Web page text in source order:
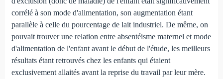
corrélé à son mode d'alimentation, son augmentation étant
parallèle à celle du pourcentage de lait industriel. De même, on
pouvait trouver une relation entre absentéisme maternel et mode
d'alimentation de l'enfant avant le début de l'étude, les meilleurs
résultats étant retrouvés chez les enfants qui étaient
exclusivement allaités avant la reprise du travail par leur mère.